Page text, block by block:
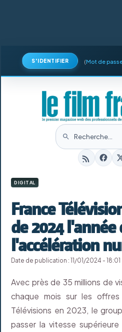
S'IDENTIFIER (Mot de
DIGITAL
France
de 2024 l'année
l'accélération
Date de publication : 11/01/2024 - 18:01
Avec près de 35 millions de
chaque mois sur les
Télévisions en 2023, le
passer la vitesse